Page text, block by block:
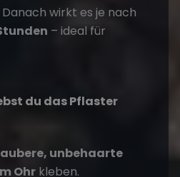
wirkt es je nach
– ideal für
du das Pflaster
unbehaarte
Ohr kleben.